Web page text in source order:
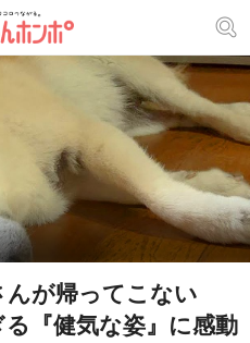
んが帰ってこない
『健気な姿』に感動